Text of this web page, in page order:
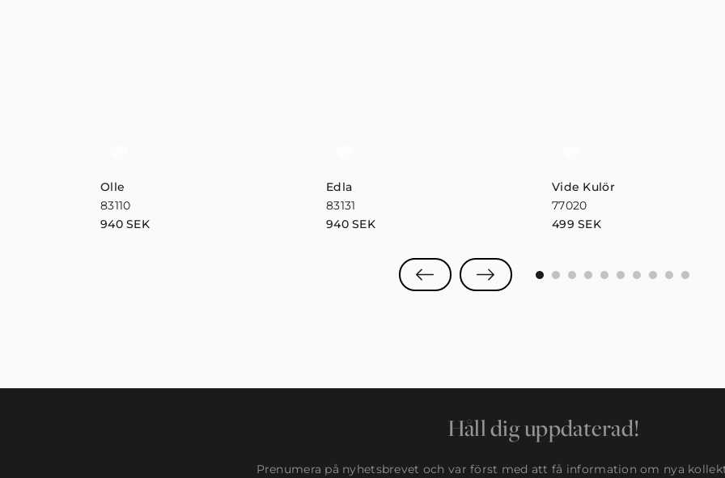
Olle
83110
940SEK
Edla
83131
940SEK
Vide Kulör
77020
499SEK
0 1 2 3 4 5 6 7 8 9
Håll dig uppdaterad!
Prenumera på nyhetsbrevet och var först med att få information om nya